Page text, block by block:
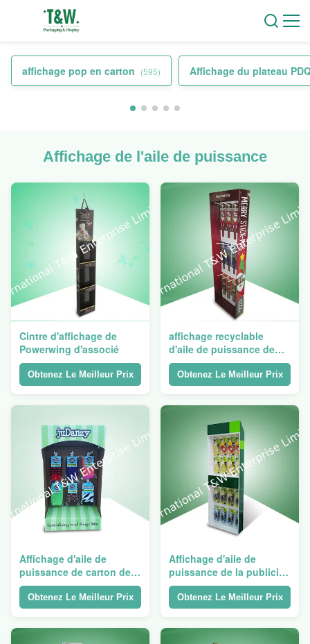
affichage pop en carton (595) Affichage du plateau
Affichage de l'aile de puissance
Cintre d'affichage de
Powerwing d'associé
Obtenez Le Meilleur Prix
affichage recyclable
d'aile de puissance de
100%
Obtenez Le Meilleur Prix
Affichage d'aile de
puissance de carton de
chaussette
Obtenez Le Meilleur Prix
Affichage d'aile de
puissance de la publicité,
unités de visualisation
debout libres de carton
pour les produits
électroniques
Obtenez Le Meilleur Prix